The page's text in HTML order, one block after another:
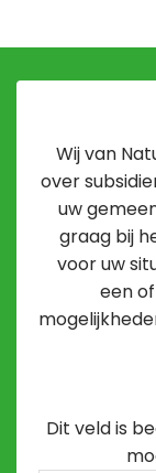
Wij van
over
uw
graag bij
voor uw
een
Dit veld is